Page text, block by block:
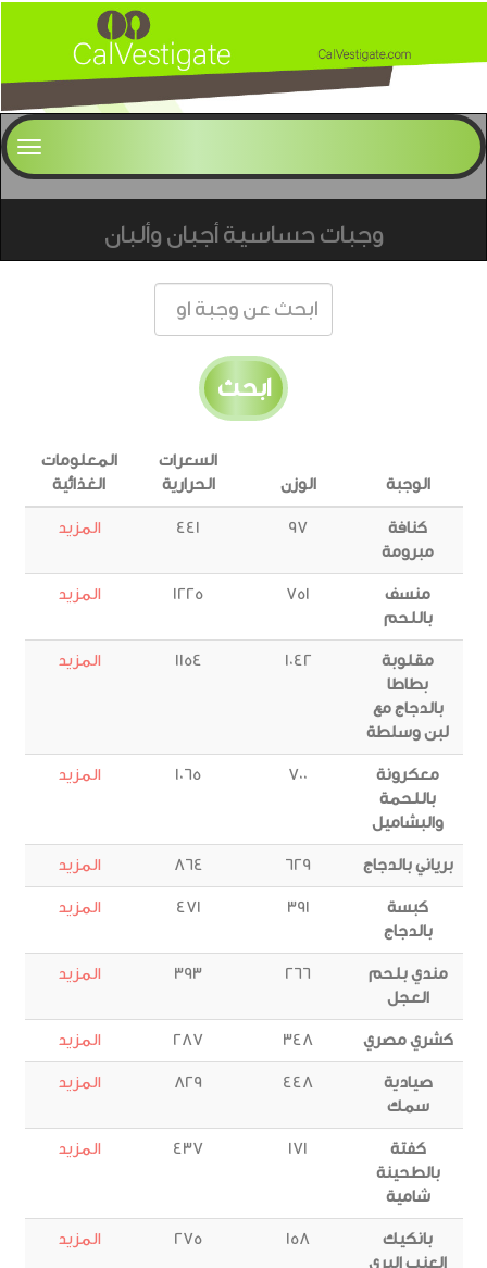
وجبات حساسية أجبان وألبان
ابحث
الوجبة الوزن
السعرات
الحرارية
المعلومات
الغذائية
كنافة
مبرومة
97
441 المزيد
منسف
باللحم
751
1225 المزيد
مقلوبة
بطاطا
بالدجاج مع
لبن وسلطة
1042
1154 المزيد
معكرونة
باللحمة
والبشاميل
700
1065 المزيد
برياني بالدجاج 629
864 المزيد
كبسة
بالدجاج
391
471 المزيد
مندي بلحم
العجل
266
393 المزيد
كشري مصري 348
287 المزيد
صيادية
سمك
448
829 المزيد
كفتة
بالطحينة
شامية
171
437 المزيد
بانكيك
العنب البري
158
275 المزيد